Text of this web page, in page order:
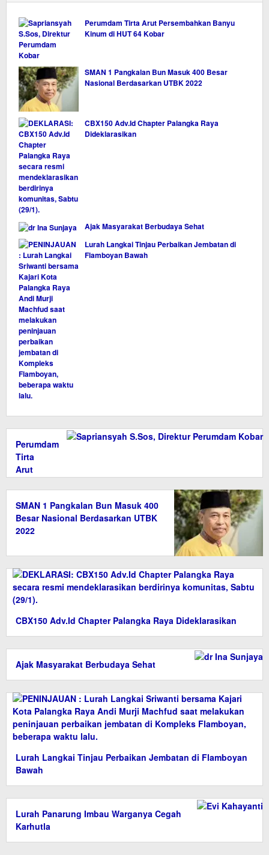
Perumdam Tirta Arut Persembahkan Banyu
Kinum di HUT 64 Kobar
SMAN 1 Pangkalan Bun Masuk 400 Besar
Nasional Berdasarkan UTBK 2022
CBX150 Adv.Id Chapter Palangka Raya
Dideklarasikan
Ajak Masyarakat Berbudaya Sehat
Lurah Langkai Tinjau Perbaikan Jembatan di
Flamboyan Bawah
Perumdam
Tirta
Arut
Kinum
di HUT
64
SMAN 1 Pangkalan Bun Masuk 400
Besar Nasional Berdasarkan UTBK
2022
CBX150 Adv.Id Chapter Palangka Raya Dideklarasikan
Ajak Masyarakat Berbudaya Sehat
Lurah Langkai Tinjau Perbaikan Jembatan di Flamboyan
Bawah
Lurah Panarung Imbau Warganya Cegah
Karhutla